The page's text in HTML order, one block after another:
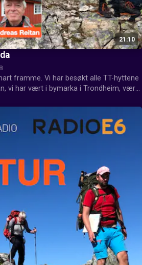
21:10
framme. Vi har besøkt alle TT-hyttene
vi har vært i bymarka i Trondheim, vært i
i serien På tur, laget av Morgan Frelsøy i
i Nea Radio.